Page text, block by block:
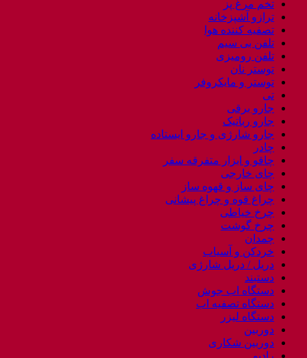
تخم مرغ پز
ترازو آشپزخانه
تصفیه کننده هوا
تلفن بی سیم
تلفن رومیزی
توستر نان
توستر و مایکروفر
تی
جارو برقی
جارو رباتیک
جارو شارژی و جارو ایستاده
چادر
چاقو و ابزار متفرقه سفر
چای خارجی
چای ساز و قهوه ساز
چراغ قوه و چراغ پیشانی
چرخ خیاطی
چرخ گوشت
چمدان
خردکن و آسیاب
دریل / دریل شارژی
دستبند
دستگاه اب جوش
دستگاه تصفیه اب
دستگاه لیزر
دوربین
دوربین شکاری
رادیو